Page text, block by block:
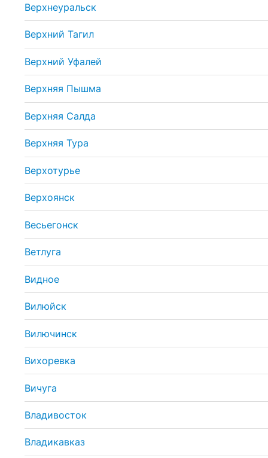
Верхнеуральск
Верхний Тагил
Верхний Уфалей
Верхняя Пышма
Верхняя Салда
Верхняя Тура
Верхотурье
Верхоянск
Весьегонск
Ветлуга
Видное
Вилюйск
Вилючинск
Вихоревка
Вичуга
Владивосток
Владикавказ